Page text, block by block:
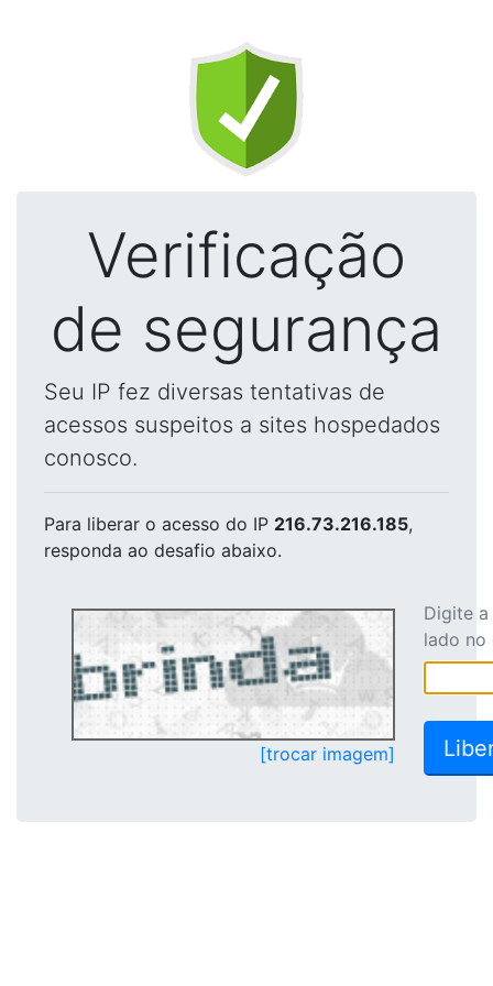
Verificação
de segurança
Seu IP fez diversas tentativas de
acessos suspeitos a sites hospedados
conosco.
Para liberar o acesso do IP 216.73.216.185,
responda ao desafio abaixo.
[trocar imagem]
Digite
lado no